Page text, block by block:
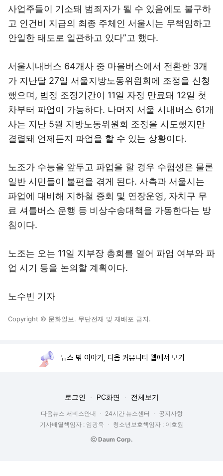
사업주들이 기소돼 범죄자가 될 수 있음에도 불구하
고 인건비 지급의 최종 주체인 서울시는 무책임하고
안일한 태도로 일관하고 있다”고 했다.
서울시내버스 64개사 중 마을버스에서 전환한 3개
가 지난달 27일 서울지방노동위원회에 조정을 신청
했으며, 법정 조정기간이 11일 자정 만료돼 12일 첫
차부터 파업이 가능하다. 나머지 서울 시내버스 61개
사는 지난 5월 지방노동위원회 조정을 시도했지만
결렬돼 언제든지 파업을 할 수 있는 상황이다.
노조가 수능을 앞두고 파업을 할 경우 수험생은 물론
일반 시민들이 불편을 겪게 된다. 사측과 서울시는
파업에 대비해 지하철 증회 및 연장운영, 자치구 무
료 셔틀버스 운행 등 비상수송대책을 가동한다는 방
침이다.
노조는 오는 11일 지부장 총회를 열어 파업 여부와 파
업 시기 등을 논의할 계획이다.
노수빈 기자
Copyright © 문화일보. 무단전재 및 재배포 금지.
뉴스 밖 이야기, 다음 커뮤니티 웹에서 보기
로그인 PC화면 전체보기
다음뉴스 서비스안내 24시간 뉴스센터
공지사항
기사배열책임자 : 임광욱
청소년보호책임자 : 이호원
ⓒ Daum Corp.